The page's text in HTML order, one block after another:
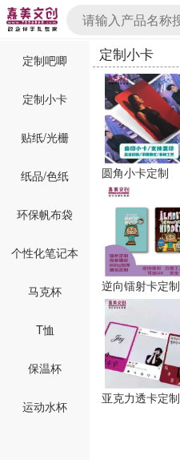
定制吧唧
定制小卡
贴纸/光栅
纸品/色纸
环保帆布袋
个性化笔记本
马克杯
T恤
保温杯
运动水杯
定制小卡
圆角小卡定制
逆向镭射卡定制
亚克力透卡定制